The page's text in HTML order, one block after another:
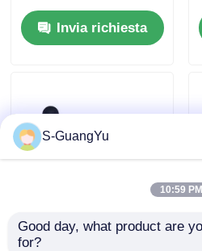
approvata dalla FDA
per cuscinetti in
silicone resistenti al
tonnellate
Invia richiesta
Studio di caso:
S-GuangYu
10:59 PM
Good day, what product are
for?